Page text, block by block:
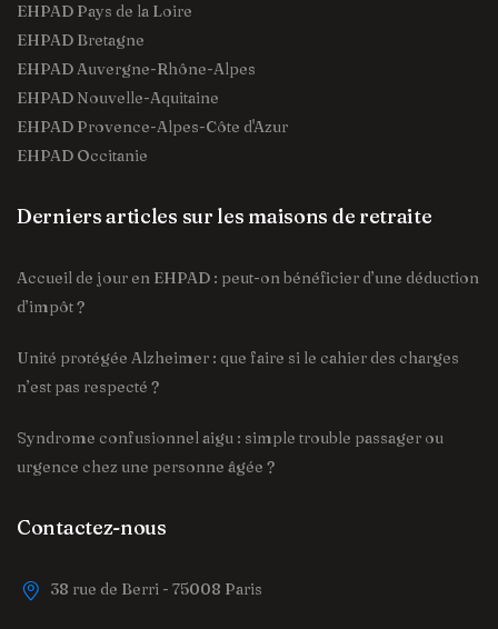
EHPAD Pays de la Loire
EHPAD Bretagne
EHPAD Auvergne-Rhône-Alpes
EHPAD Nouvelle-Aquitaine
EHPAD Provence-Alpes-Côte d'Azur
EHPAD Occitanie
Derniers articles sur les maisons de retraite
Accueil de jour en EHPAD : peut-on bénéficier d’une déduction
d’impôt ?
Unité protégée Alzheimer : que faire si le cahier des charges
n’est pas respecté ?
Syndrome confusionnel aigu : simple trouble passager ou
urgence chez une personne âgée ?
Contactez-nous
38 rue de Berri - 75008 Paris